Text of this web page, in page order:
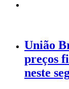
União
preços
neste